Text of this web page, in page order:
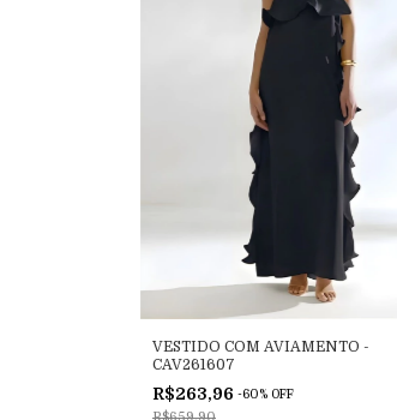
VESTIDO COM AVIAMENTO -
CAV261607
R$263,96 -60% OFF